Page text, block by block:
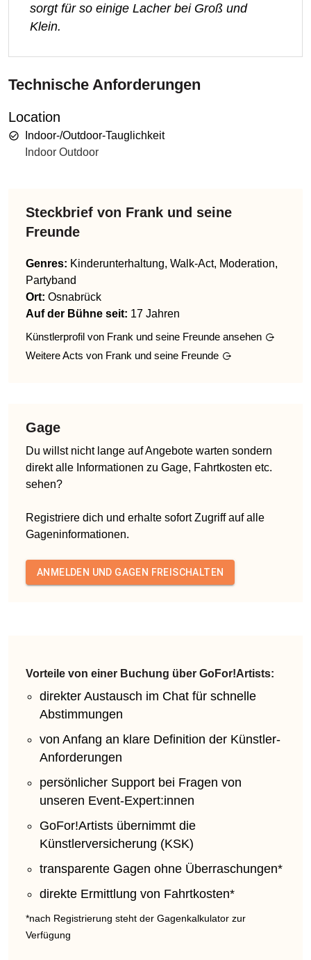
sorgt für so einige Lacher bei Groß und
Klein.
Technische Anforderungen
Location
Indoor-/Outdoor-Tauglichkeit
Indoor Outdoor
Steckbrief von Frank und seine
Freunde
Genres: Kinderunterhaltung, Walk-Act, Moderation,
Partyband
Ort: Osnabrück
Auf der Bühne seit: 17 Jahren
Künstlerprofil von Frank und seine Freunde ansehen
Weitere Acts von Frank und seine Freunde
Gage
Du willst nicht lange auf Angebote warten sondern
direkt alle Informationen zu Gage, Fahrtkosten etc.
sehen?
Registriere dich und erhalte sofort Zugriff auf alle
Gageninformationen.
ANMELDEN UND GAGEN FREISCHALTEN
Vorteile von einer Buchung über GoFor!Artists:
direkter Austausch im Chat für schnelle
Abstimmungen
von Anfang an klare Definition der Künstler-
Anforderungen
persönlicher Support bei Fragen von
unseren Event-Expert:innen
GoFor!Artists übernimmt die
Künstlerversicherung (KSK)
transparente Gagen ohne Überraschungen*
direkte Ermittlung von Fahrtkosten*
*nach Registrierung steht der Gagenkalkulator zur
Verfügung